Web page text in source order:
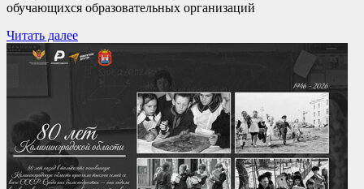
обучающихся образовательных организаций
Читать далее